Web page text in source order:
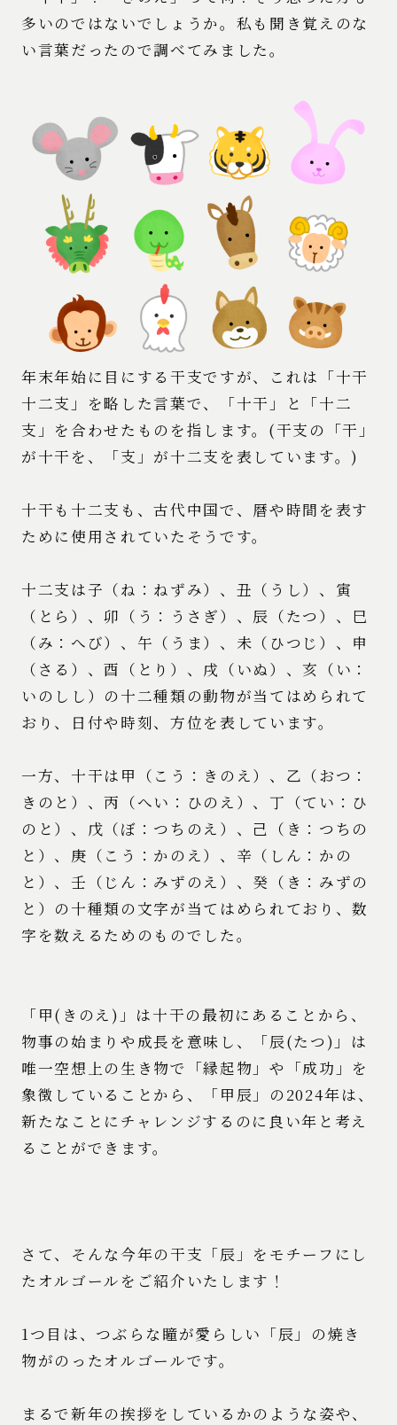
多いのではないでしょうか。私も聞き覚えのな
い言葉だったので調べてみました。
年末年始に目にする干支ですが、これは「十干
十二支」を略した言葉で、「十干」と「十二
支」を合わせたものを指します。(干支の「干」
が十干を、「支」が十二支を表しています。)
十干も十二支も、古代中国で、暦や時間を表す
ために使用されていたそうです。
十二支は子（ね：ねずみ）、丑（うし）、寅
（とら）、卯（う：うさぎ）、辰（たつ）、巳
（み：へび）、午（うま）、未（ひつじ）、申
（さる）、酉（とり）、戌（いぬ）、亥（い：
いのしし）の十二種類の動物が当てはめられて
おり、日付や時刻、方位を表しています。
一方、十干は甲（こう：きのえ）、乙（おつ：
きのと）、丙（へい：ひのえ）、丁（てい：ひ
のと）、戊（ぼ：つちのえ）、己（き：つちの
と）、庚（こう：かのえ）、辛（しん：かの
と）、壬（じん：みずのえ）、癸（き：みずの
と）の十種類の文字が当てはめられており、数
字を数えるためのものでした。
「甲(きのえ)」は十干の最初にあることから、
物事の始まりや成長を意味し、「辰(たつ)」は
唯一空想上の生き物で「縁起物」や「成功」を
象徴していることから、「甲辰」の2024年は、
新たなことにチャレンジするのに良い年と考え
ることができます。
さて、そんな今年の干支「辰」をモチーフにし
たオルゴールをご紹介いたします！
1つ目は、つぶらな瞳が愛らしい「辰」の焼き
物がのったオルゴールです。
まるで新年の挨拶をしているかのような姿や、